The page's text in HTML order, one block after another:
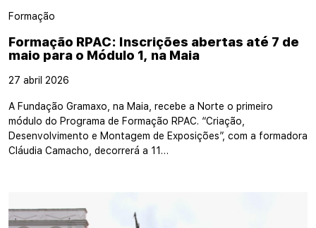
Formação
Formação RPAC: Inscrições abertas até 7 de
maio para o Módulo 1, na Maia
27 abril 2026
A Fundação Gramaxo, na Maia, recebe a Norte o primeiro
módulo do Programa de Formação RPAC. “Criação,
Desenvolvimento e Montagem de Exposições”, com a formadora
Cláudia Camacho, decorrerá a 11…